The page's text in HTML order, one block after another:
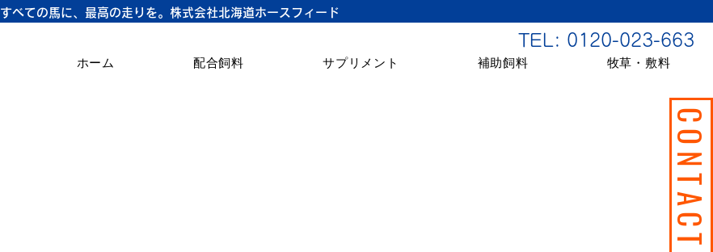
CONTACT
すべての馬に、最高の走りを。株式会社北海道ホースフィード
TEL: 0120-023-663
ホーム 配合飼料 サプリメント 補助飼料 牧草・敷料